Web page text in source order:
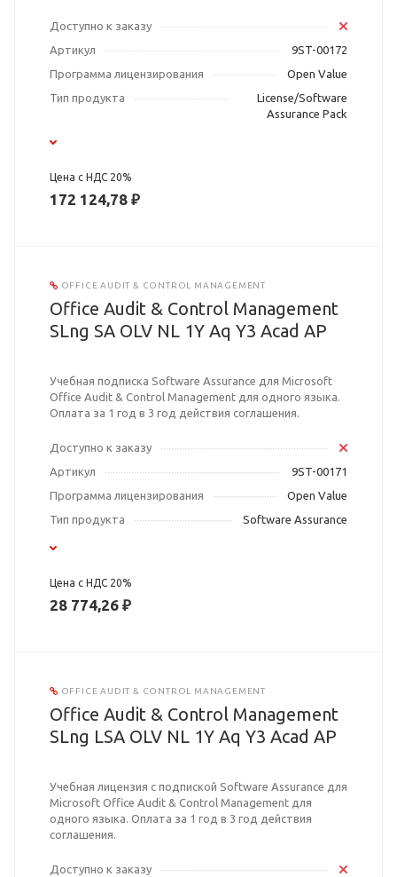
Доступно к заказу
Артикул
9ST-00172
Программа лицензирования
Open Value
Тип продукта
License/Software
Assurance Pack
Цена с НДС 20%
172 124,78 ₽
OFFICE AUDIT & CONTROL MANAGEMENT
Office Audit & Control Management
SLng SA OLV NL 1Y Aq Y3 Acad AP
Учебная подписка Software Assurance для Microsoft
Office Audit & Control Management для одного языка.
Оплата за 1 год в 3 год действия соглашения.
Доступно к заказу
Артикул
9ST-00171
Программа лицензирования
Open Value
Тип продукта
Software Assurance
Цена с НДС 20%
28 774,26 ₽
OFFICE AUDIT & CONTROL MANAGEMENT
Office Audit & Control Management
SLng LSA OLV NL 1Y Aq Y3 Acad AP
Учебная лицензия с подпиской Software Assurance для
Microsoft Office Audit & Control Management для
одного языка. Оплата за 1 год в 3 год действия
соглашения.
Доступно к заказу